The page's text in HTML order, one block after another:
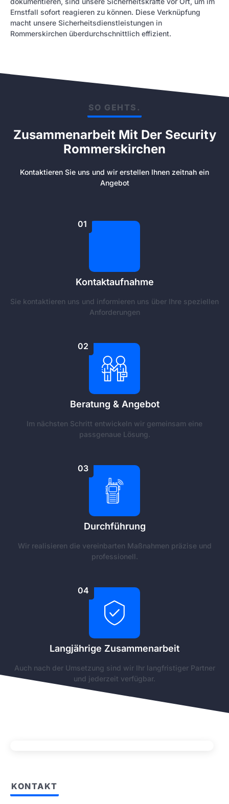
Ernstfall sofort reagieren zu können. Diese Verknüpfung
macht unsere Sicherheitsdienstleistungen in
Rommerskirchen überdurchschnittlich effizient.
SO GEHTS.
Zusammenarbeit Mit Der Security
Rommerskirchen
Kontaktieren Sie uns und wir erstellen Ihnen zeitnah ein
Angebot
01
Kontaktaufnahme
Sie kontaktieren uns und informieren uns über Ihre speziellen
Anforderungen
02
Beratung & Angebot
Im nächsten Schritt entwickeln wir gemeinsam eine
passgenaue Lösung.
03
Durchführung
Wir realisieren die vereinbarten Maßnahmen präzise und
professionell.
04
Langjährige Zusammenarbeit
Auch nach der Umsetzung sind wir Ihr langfristiger Partner
und jederzeit verfügbar.
KONTAKT